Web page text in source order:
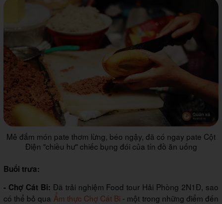
Mê đắm món pate thơm lừng, béo ngậy, đã có ngay pate Cột
Điện "chiều hư" chiếc bụng đói của tín đồ ăn uống
Buổi trưa:
- Chợ Cát Bi: Đã trải nghiệm Food tour Hải Phòng 2N1Đ, sao
có thể bỏ qua Ẩm thực Chợ Cát Bi - một trong những điểm đến